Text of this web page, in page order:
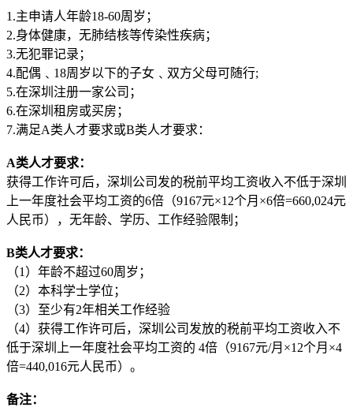
1.主申请人年龄18-60周岁；
2.身体健康，无肺结核等传染性疾病；
3.无犯罪记录；
4.配偶﹑18周岁以下的子女﹑双方父母可随行;
5.在深圳注册一家公司；
6.在深圳租房或买房；
7.满足A类人才要求或B类人才要求：
A类人才要求：
获得工作许可后，深圳公司发的税前平均工资收入不低于深圳
上一年度社会平均工资的6倍（9167元×12个月×6倍=660,024元
人民币），无年龄、学历、工作经验限制；
B类人才要求：
（1）年龄不超过60周岁；
（2）本科学士学位；
（3）至少有2年相关工作经验
（4）获得工作许可后，深圳公司发放的税前平均工资收入不
低于深圳上一年度社会平均工资的 4倍（9167元/月×12个月×4
倍=440,016元人民币）。
备注：